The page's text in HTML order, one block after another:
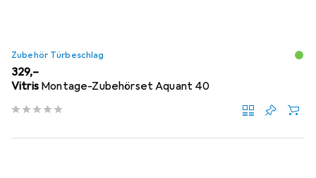
Zubehör Türbeschlag
EUR
329,–
Vitris Montage-Zubehörset Aquant 40